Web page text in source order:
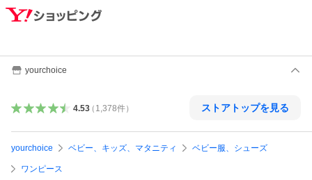
yourchoice
4.53（ 1,378件） ストアトップを見る
yourchoice ベビー、キッズ、マタニティ ベビー服、シューズ
ワンピース